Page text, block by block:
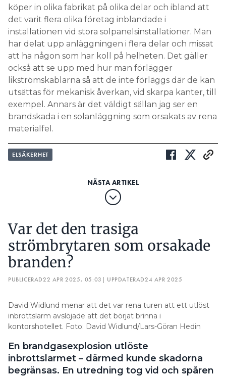
köper in olika fabrikat på olika delar och ibland att
det varit flera olika företag inblandade i
installationen vid stora solpanelsinstallationer. Man
har delat upp anläggningen i flera delar och missat
att ha någon som har koll på helheten. Det gäller
också att se upp med hur man förlägger
likströmskablarna så att de inte förläggs där de kan
utsättas för mekanisk åverkan, vid skarpa kanter, till
exempel. Annars är det väldigt sällan jag ser en
brandskada i en solanläggning som orsakats av rena
materialfel.
ELSÄKERHET
Var det den trasiga
strömbrytaren som orsakade
branden?
PUBLICERAD22 APR 2025, 05:03 | UPPDATERAD24 APR 2025
David Widlund menar att det var rena turen att ett utlöst
inbrottslarm avslöjade att det börjat brinna i
kontorshotellet. Foto: David Widlund/Lars-Göran Hedin
En brandgasexplosion utlöste
inbrottslarmet – därmed kunde skadorna
begränsas. En utredning tog vid och spåren